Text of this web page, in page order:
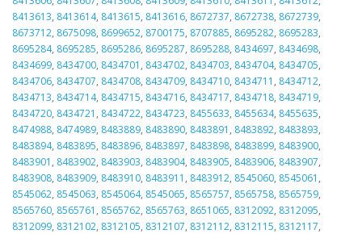
8413613, 8413614, 8413615, 8413616, 8672737, 8672738, 8672739,
8673712, 8675098, 8699652, 8700175, 8707885, 8695282, 8695283,
8695284, 8695285, 8695286, 8695287, 8695288, 8434697, 8434698,
8434699, 8434700, 8434701 , 8434702, 8434703, 8434704, 8434705,
8434706, 8434707, 8434708, 8434709, 8434710, 8434711 , 8434712,
8434713, 8434714, 8434715, 8434716, 8434717, 8434718, 8434719,
8434720, 8434721 , 8434722, 8434723, 8455633, 8455634, 8455635,
8474988, 8474989, 8483889, 8483890, 8483891 , 8483892, 8483893,
8483894, 8483895, 8483896, 8483897, 8483898, 8483899, 8483900,
8483901 , 8483902, 8483903, 8483904, 8483905, 8483906, 8483907,
8483908, 8483909, 8483910, 8483911 , 8483912, 8545060, 8545061 ,
8545062, 8545063, 8545064, 8545065, 8565757, 8565758, 8565759,
8565760, 8565761 , 8565762, 8565763, 8651065, 8312092, 8312095,
8312099, 8312102, 8312105, 8312107, 8312112, 8312115, 8312117,